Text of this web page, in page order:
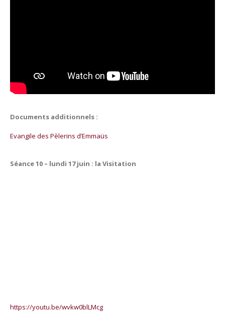
Documents additionnels :
Evangile des Pèlerins d’Emmaüs
Séance 10 – lundi 17 juin : la Visitation
https://youtu.be/wvkw0blLMcg